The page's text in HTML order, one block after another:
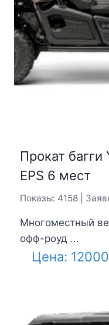
Прокат багги
EPS 6 мест
Показы: 4158 |
Многоместный
офф-роуд ...
Цена: 12000